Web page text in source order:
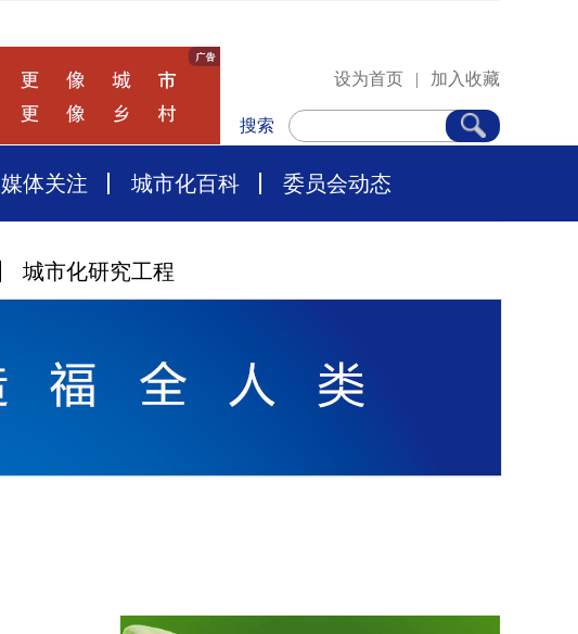
设为首页 | 加入收藏
搜索
媒体关注 城市化百科 委员会动态
城市化研究工程